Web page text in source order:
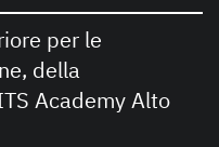
per le
della
Academy Alto